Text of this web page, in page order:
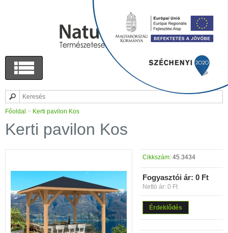
Főoldal > Kerti pavilon Kos
Kerti pavilon Kos
Cikkszám: 45.3434
Fogyasztói ár: 0 Ft
Nettó ár: 0 Ft
Érdeklődés